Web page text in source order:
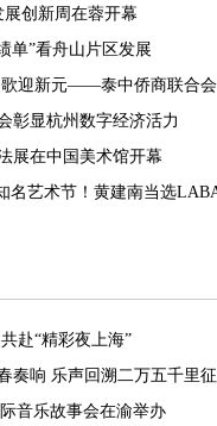
展创新周在蓉开幕
单”看舟山片区发展
彰显杭州数字经济活力
在中国美术馆开幕
名艺术节！黄建南当选
赴“精彩夜上海”
奏响 乐声回溯二万五千里
音乐故事会在渝举办